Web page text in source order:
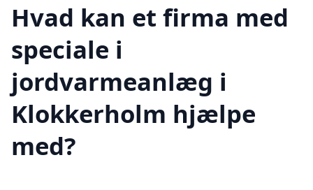
Hvad kan et firma med
speciale i
jordvarmeanlæg i
Klokkerholm hjælpe
med?